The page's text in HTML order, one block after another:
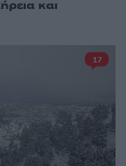
και
17